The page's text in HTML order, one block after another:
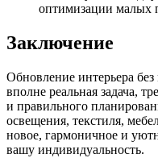
оптимизации малых
Заключение
Обновление интерьера
вполне реальная задача,
и правильного
освещения, текстиля,
новое, гармоничное и
вашу индивидуальность.